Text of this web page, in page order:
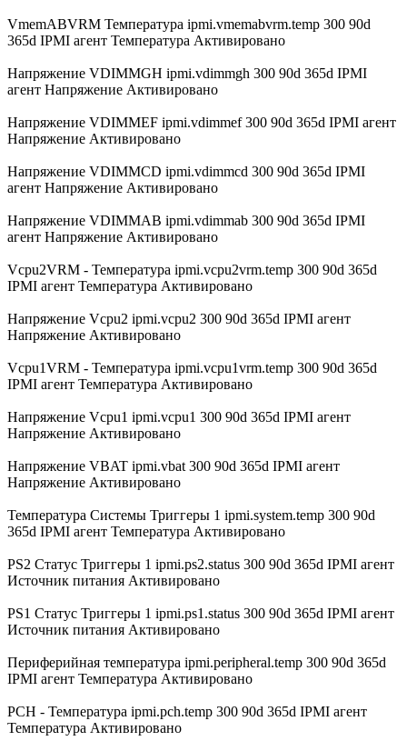
VmemABVRM Температура ipmi.vmemabvrm.temp 300 90d
365d IPMI агент Температура Активировано
Напряжение VDIMMGH ipmi.vdimmgh 300 90d 365d IPMI
агент Напряжение Активировано
Напряжение VDIMMEF ipmi.vdimmef 300 90d 365d IPMI агент
Напряжение Активировано
Напряжение VDIMMCD ipmi.vdimmcd 300 90d 365d IPMI
агент Напряжение Активировано
Напряжение VDIMMAB ipmi.vdimmab 300 90d 365d IPMI
агент Напряжение Активировано
Vcpu2VRM - Температура ipmi.vcpu2vrm.temp 300 90d 365d
IPMI агент Температура Активировано
Напряжение Vcpu2 ipmi.vcpu2 300 90d 365d IPMI агент
Напряжение Активировано
Vcpu1VRM - Температура ipmi.vcpu1vrm.temp 300 90d 365d
IPMI агент Температура Активировано
Напряжение Vcpu1 ipmi.vcpu1 300 90d 365d IPMI агент
Напряжение Активировано
Напряжение VBAT ipmi.vbat 300 90d 365d IPMI агент
Напряжение Активировано
Температура Системы Триггеры 1 ipmi.system.temp 300 90d
365d IPMI агент Температура Активировано
PS2 Статус Триггеры 1 ipmi.ps2.status 300 90d 365d IPMI агент
Источник питания Активировано
PS1 Статус Триггеры 1 ipmi.ps1.status 300 90d 365d IPMI агент
Источник питания Активировано
Периферийная температура ipmi.peripheral.temp 300 90d 365d
IPMI агент Температура Активировано
PCH - Температура ipmi.pch.temp 300 90d 365d IPMI агент
Температура Активировано